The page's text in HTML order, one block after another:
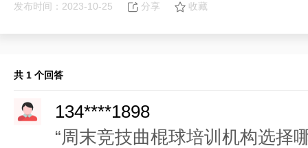
发布时间：2023-10-25 分享 收藏
共 1 个回答
134****1898
“周末竞技曲棍球培训机构选择